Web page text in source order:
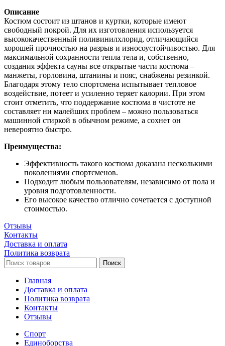
Описание
Костюм состоит из штанов и куртки, которые имеют
свободный покрой. Для их изготовления используется
высококачественный поливинилхлорид, отличающийся
хорошей прочностью на разрыв и износоустойчивостью. Для
максимальной сохранности тепла тела и, собственно,
создания эффекта сауны все открытые части костюма –
манжеты, горловина, штанины и пояс, снабжены резинкой.
Благодаря этому тело спортсмена испытывает тепловое
воздействие, потеет и усиленно теряет калории. При этом
стоит отметить, что поддержание костюма в чистоте не
составляет ни малейших проблем – можно пользоваться
машинной стиркой в обычном режиме, а сохнет он
невероятно быстро.
Преимущества:
Эффективность такого костюма доказана несколькими
поколениями спортсменов.
Подходит любым пользователям, независимо от пола и
уровня подготовленности.
Его высокое качество отлично сочетается с доступной
стоимостью.
Отзывы
Контакты
Доставка и оплата
Политика возврата
Поиск
Главная
Доставка и оплата
Политика возврата
Контакты
Отзывы
Спорт
Единоборства